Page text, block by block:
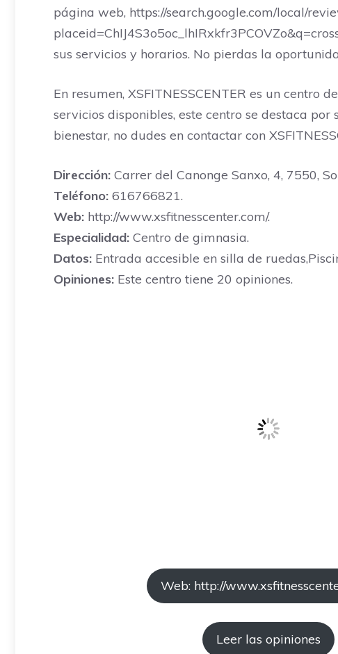
página web, https://search.google.com/local/
sus servicios y horarios. No pierdas la
En resumen, XSFITNESSCENTER es un
servicios disponibles, este centro se destaca
bienestar, no dudes en contactar con
Dirección: Carrer del Canonge Sanxo, 4, 7550,
Teléfono: 616766821.
Web: http://www.xsfitnesscenter.com/.
Especialidad: Centro de gimnasia.
Datos: Entrada accesible en silla de
Opiniones: Este centro tiene 20 opiniones.
Web: http://
Leer las opiniones